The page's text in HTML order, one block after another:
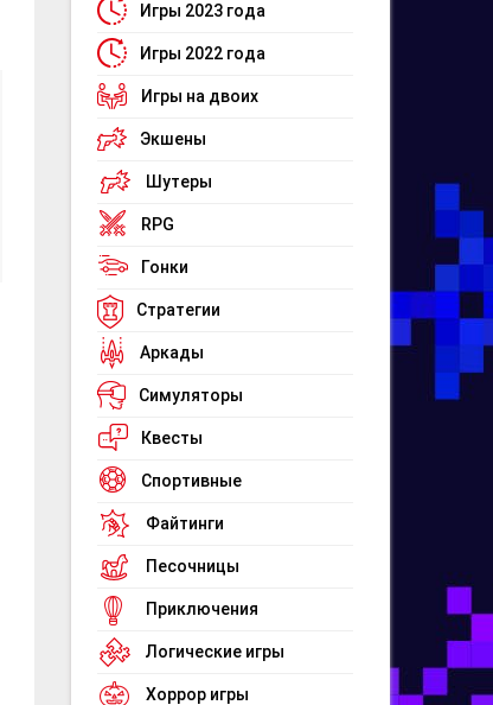
Игры 2023 года
Игры 2022 года
Игры на двоих
Экшены
Шутеры
RPG
Гонки
Стратегии
Аркады
Симуляторы
Квесты
Спортивные
Файтинги
Песочницы
Приключения
Логические игры
Хоррор игры